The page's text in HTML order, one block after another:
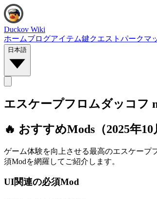
Duckov Wiki
ホームブログアイテム鍵クエスト パークマ
日本語
エスケープフロムダッコフ
🔥 おすすめMods（2025年10
ゲーム体験を向上させる最高のエスケープ
須Modを網羅してご紹介します。
UI関連の必須Mod